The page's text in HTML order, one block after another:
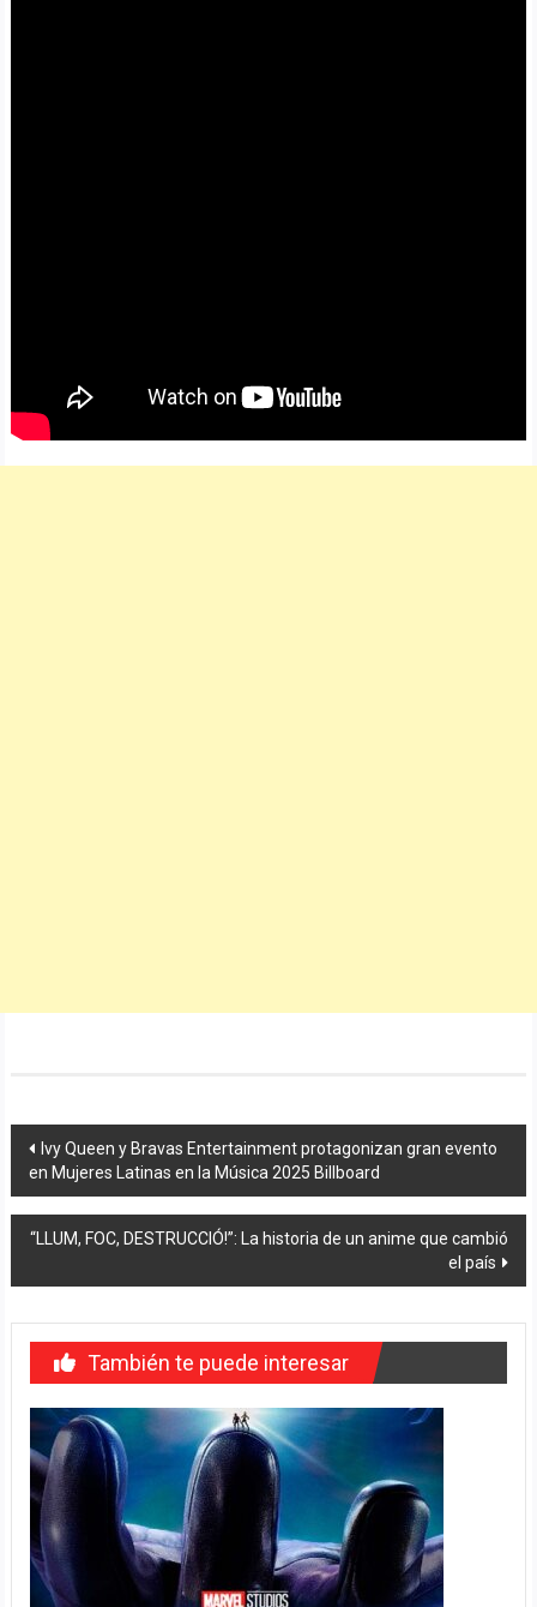
Navegación
de
entradas
Ivy Queen y Bravas Entertainment protagonizan gran evento
en Mujeres Latinas en la Música 2025 Billboard
“LLUM, FOC, DESTRUCCIÓ!”: La historia de un anime que cambió
el país
También te puede interesar